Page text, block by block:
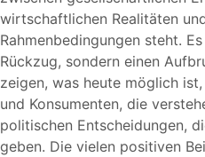
wirtschaftlichen Realitäten
Rahmenbedingungen steht.
Rückzug, sondern einen
zeigen, was heute möglich
und Konsumenten, die
politischen Entscheidungen,
geben. Die vielen positiven